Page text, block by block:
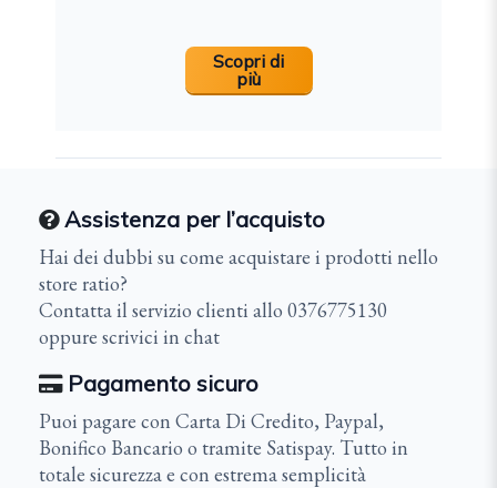
Scopri di
più
Assistenza per l’acquisto
Hai dei dubbi su come acquistare i prodotti nello
store ratio?
Contatta il servizio clienti allo 0376775130
oppure scrivici in chat
Pagamento sicuro
Puoi pagare con Carta Di Credito, Paypal,
Bonifico Bancario o tramite Satispay. Tutto in
totale sicurezza e con estrema semplicità